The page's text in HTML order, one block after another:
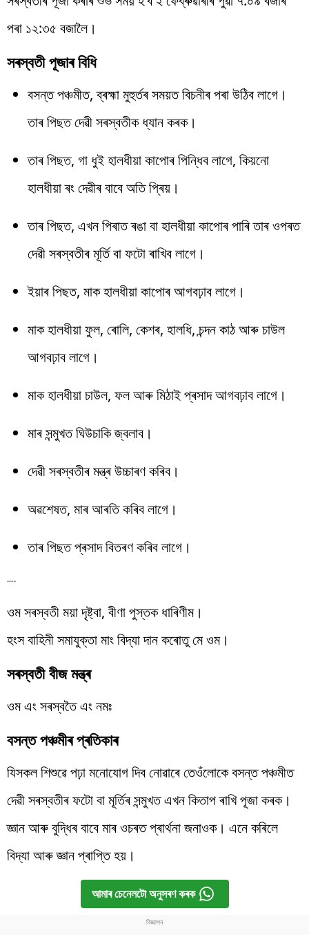
পৰা ১২:৩৫ বজালৈ।
সৰস্বতী পূজাৰ বিধি
বসন্ত পঞ্চমীত, ব্ৰহ্মা মুহুৰ্তৰ সময়ত বিচনীৰ পৰা উঠিব লাগে।
তাৰ পিছত দেৱী সৰস্বতীক ধ্যান কৰক।
তাৰ পিছত, গা ধুই হালধীয়া কাপোৰ পিন্ধিব লাগে, কিয়নো
হালধীয়া ৰং দেৱীৰ বাবে অতি প্ৰিয়।
তাৰ পিছত, এখন পিৰাত ৰঙা বা হালধীয়া কাপোৰ পাৰি তাৰ ওপৰত
দেৱী সৰস্বতীৰ মূৰ্তি বা ফটো ৰাখিব লাগে।
ইয়াৰ পিছত, মাক হালধীয়া কাপোৰ আগবঢ়াব লাগে।
মাক হালধীয়া ফুল, ৰোলি, কেশৰ, হালধি, চন্দন কাঠ আৰু চাউল
আগবঢ়াব লাগে।
মাক হালধীয়া চাউল, ফল আৰু মিঠাই প্ৰসাদ আগবঢ়াব লাগে।
মাৰ সন্মুখত ঘিউচাকি জ্বলাব।
দেৱী সৰস্বতীৰ মন্ত্ৰ উচ্চাৰণ কৰিব।
অৱশেষত, মাৰ আৰতি কৰিব লাগে।
তাৰ পিছত প্ৰসাদ বিতৰণ কৰিব লাগে।
সৰস্বতী ধ্যান মন্ত্ৰ
ওম সৰস্বতী ময়া দৃষ্ট্বা, বীণা পুস্তক ধাৰিণীম।
হংস বাহিনী সমাযুক্তা মাং বিদ্যা দান কৰোতু মে ওম।
সৰস্বতী বীজ মন্ত্ৰ
ওম এং সৰস্বতৈ এং নমঃ
বসন্ত পঞ্চমীৰ প্ৰতিকাৰ
যিসকল শিশুৱে পঢ়া মনোযোগ দিব নোৱাৰে তেওঁলোকে বসন্ত পঞ্চমীত
দেৱী সৰস্বতীৰ ফটো বা মূৰ্তিৰ সন্মুখত এখন কিতাপ ৰাখি পূজা কৰক।
জ্ঞান আৰু বুদ্ধিৰ বাবে মাৰ ওচৰত প্ৰাৰ্থনা জনাওক। এনে কৰিলে
বিদ্যা আৰু জ্ঞান প্ৰাপ্তি হয়।
আমাৰ চেনেলটো অনুসৰণ কৰক